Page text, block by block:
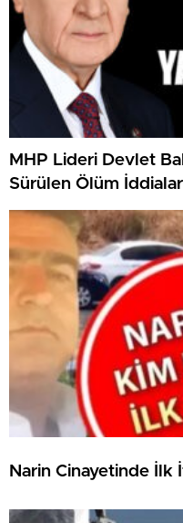
MHP Lideri Devlet
Sürülen Ölüm
Narin Cinayetinde İlk